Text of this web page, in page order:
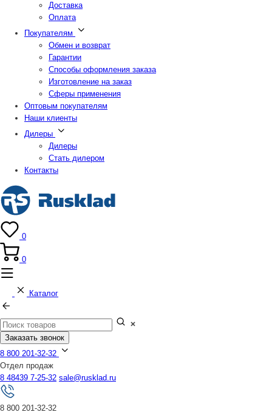
Доставка
Оплата
Покупателям
Обмен и возврат
Гарантии
Способы оформления заказа
Изготовление на заказ
Сферы применения
Оптовым покупателям
Наши клиенты
Дилеры
Дилеры
Стать дилером
Контакты
0
0
Каталог
Заказать звонок
8 800 201-32-32
Отдел продаж
8 48439 7-25-32 sale@rusklad.ru
8 800 201-32-32